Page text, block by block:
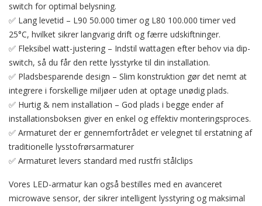
switch for optimal belysning.
✅ Lang levetid – L90 50.000 timer og L80 100.000 timer ved
25°C, hvilket sikrer langvarig drift og færre udskiftninger.
✅ Fleksibel watt-justering – Indstil wattagen efter behov via dip-
switch, så du får den rette lysstyrke til din installation.
✅ Pladsbesparende design – Slim konstruktion gør det nemt at
integrere i forskellige miljøer uden at optage unødig plads.
✅ Hurtig & nem installation – God plads i begge ender af
installationsboksen giver en enkel og effektiv monteringsproces.
✅ Armaturet der er gennemfortrådet er velegnet til erstatning af
traditionelle lysstofrørsarmaturer
✅ Armaturet levers standard med rustfri stålclips
Vores LED-armatur kan også bestilles med en avanceret
microwave sensor, der sikrer intelligent lysstyring og maksimal